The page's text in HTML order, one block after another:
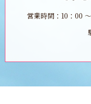
営業時間：10：00